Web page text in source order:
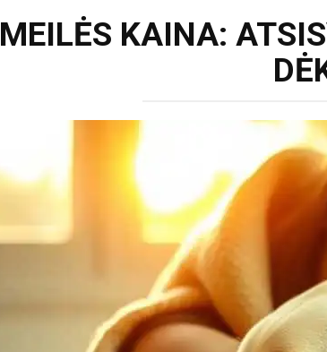
MEILĖS KAINA: